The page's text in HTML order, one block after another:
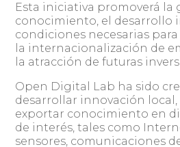
Esta iniciativa promoverá la
conocimiento, el desarrollo
condiciones necesarias para
la internacionalización de
la atracción de futuras
Open Digital Lab ha sido
desarrollar innovación
exportar conocimiento en
de interés, tales como
sensores, comunicaciones